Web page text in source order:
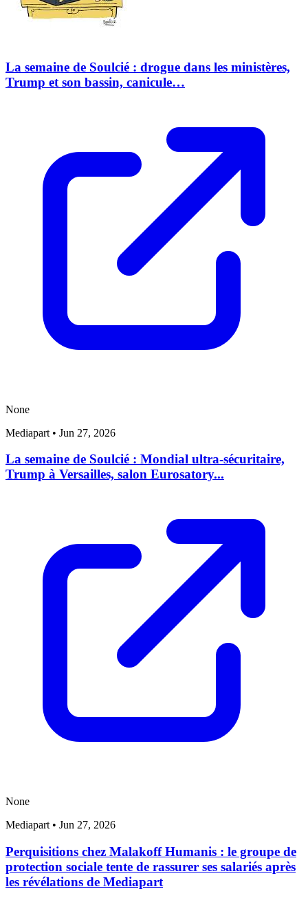
La semaine de Soulcié : drogue dans les ministères,
Trump et son bassin, canicule…
None
Mediapart • Jun 27, 2026
La semaine de Soulcié : Mondial ultra-sécuritaire,
Trump à Versailles, salon Eurosatory...
None
Mediapart • Jun 27, 2026
Perquisitions chez Malakoff Humanis : le groupe de
protection sociale tente de rassurer ses salariés après
les révélations de Mediapart